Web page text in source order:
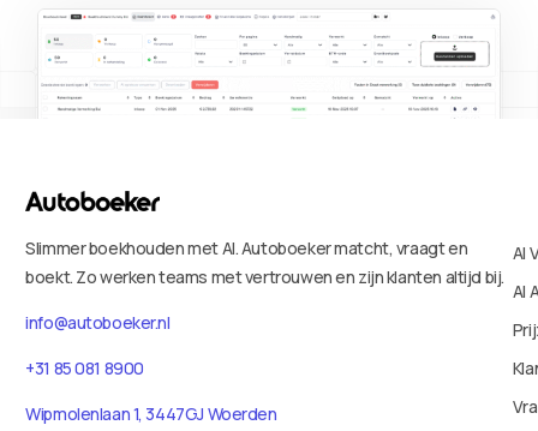
Slimmer boekhouden met AI. Autoboeker matcht, vraagt en
boekt. Zo werken teams met vertrouwen en zijn klanten altijd bij.
info@autoboeker.nl
+31 85 081 8900
Wipmolenlaan 1, 3447GJ Woerden
AI
AI